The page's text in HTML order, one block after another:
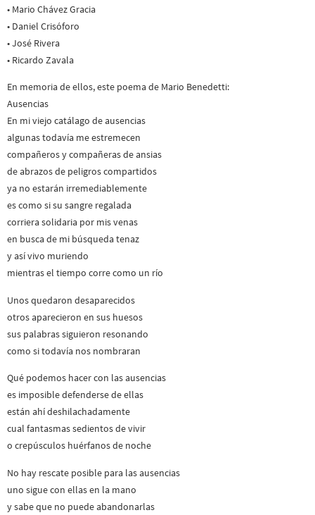
• Mario Chávez Gracia
• Daniel Crisóforo
• José Rivera
• Ricardo Zavala
En memoria de ellos, este poema de Mario Benedetti:
Ausencias
En mi viejo catálago de ausencias
algunas todavía me estremecen
compañeros y compañeras de ansias
de abrazos de peligros compartidos
ya no estarán irremediablemente
es como si su sangre regalada
corriera solidaria por mis venas
en busca de mi búsqueda tenaz
y así vivo muriendo
mientras el tiempo corre como un río
Unos quedaron desaparecidos
otros aparecieron en sus huesos
sus palabras siguieron resonando
como si todavía nos nombraran
Qué podemos hacer con las ausencias
es imposible defenderse de ellas
están ahí deshilachadamente
cual fantasmas sedientos de vivir
o crepúsculos huérfanos de noche
No hay rescate posible para las ausencias
uno sigue con ellas en la mano
y sabe que no puede abandonarlas